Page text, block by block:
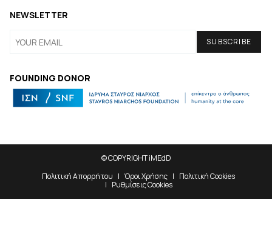
FOUNDING DONOR
NEWSLETTER
© COPYRIGHT iMEdD
Πολιτική Απορρήτου
Όροι Χρήσης
Πολιτική Cookies
Ρυθμίσεις Cookies